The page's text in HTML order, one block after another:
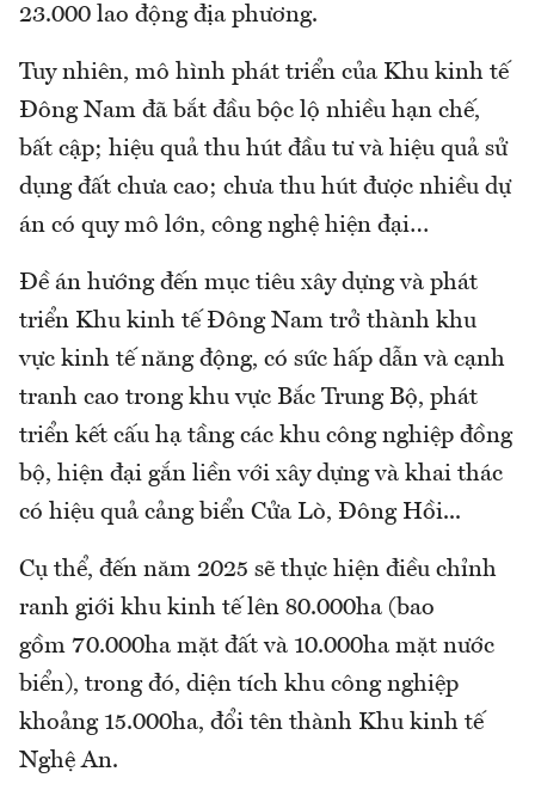
23.000 lao động địa phương.
Tuy nhiên, mô hình phát triển của Khu kinh tế
Đông Nam đã bắt đầu bộc lộ nhiều hạn chế,
bất cập; hiệu quả thu hút đầu tư và hiệu quả sử
dụng đất chưa cao; chưa thu hút được nhiều dự
án có quy mô lớn, công nghệ hiện đại…
Đề án hướng đến mục tiêu xây dựng và phát
triển Khu kinh tế Đông Nam trở thành khu
vực kinh tế năng động, có sức hấp dẫn và cạnh
tranh cao trong khu vực Bắc Trung Bộ, phát
triển kết cấu hạ tầng các khu công nghiệp đồng
bộ, hiện đại gắn liền với xây dựng và khai thác
có hiệu quả cảng biển Cửa Lò, Đông Hồi...
Cụ thể, đến năm 2025 sẽ thực hiện điều chỉnh
ranh giới khu kinh tế lên 80.000ha (bao
gồm 70.000ha mặt đất và 10.000ha mặt nước
biển), trong đó, diện tích khu công nghiệp
khoảng 15.000ha, đổi tên thành Khu kinh tế
Nghệ An.